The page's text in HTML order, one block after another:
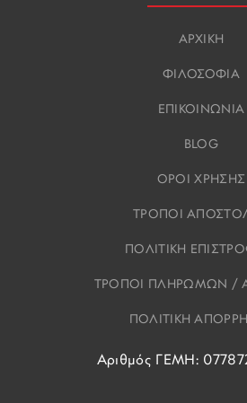
ΑΡΧΙΚΗ
ΦΙΛΟΣΟΦΙΑ
ΕΠΙΚΟΙΝΩΝΙΑ
BLOG
ΟΡΟΙ ΧΡΗΣΗΣ
ΤΡΟΠΟΙ
ΠΟΛΙΤΙΚΗ
ΤΡΟΠΟΙ ΠΛΗΡΩΜΩΝ /
ΠΟΛΙΤΙΚΗ
Αριθμός ΓΕΜΗ: